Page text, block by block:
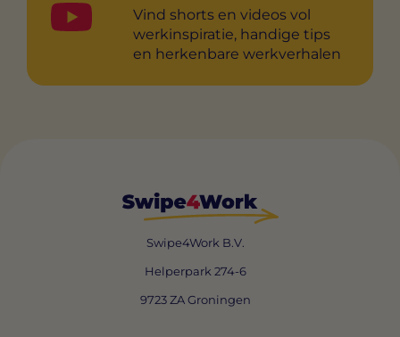
Vind shorts en videos vol
werkinspiratie, handige tips
en herkenbare werkverhalen
Swipe4Work B.V.
Helperpark 274-6
9723 ZA Groningen